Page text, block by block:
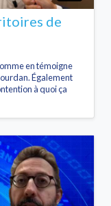
de
en témoigne
Également
à quoi ça